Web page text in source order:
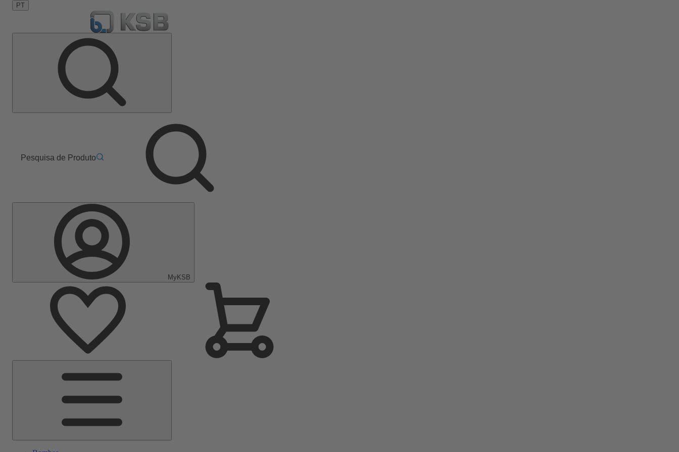
PT
Pesquisa de Produto
MyKSB